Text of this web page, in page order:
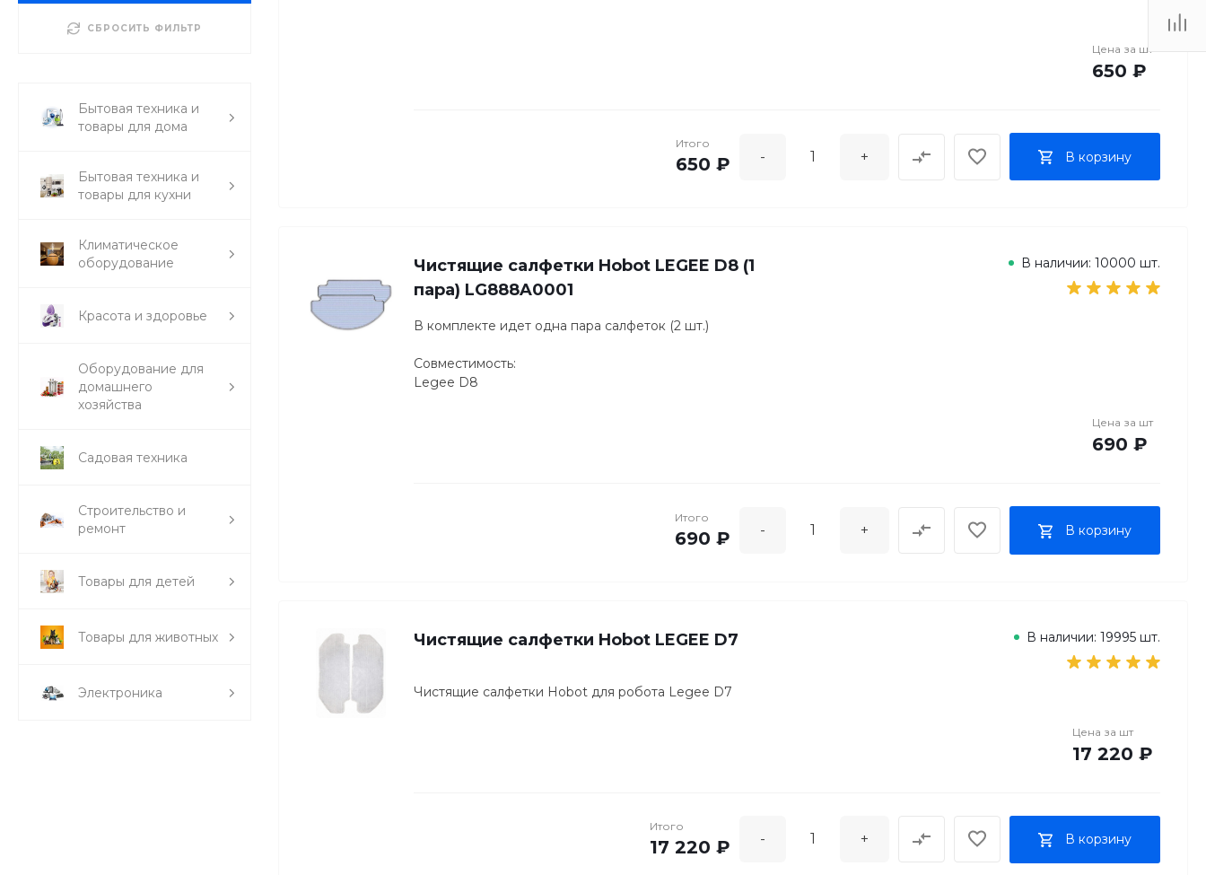
СБРОСИТЬ ФИЛЬТР
Бытовая техника и
товары для дома
Бытовая техника и
товары для кухни
Климатическое
оборудование
Красота и здоровье
Оборудование для
домашнего
хозяйства
Садовая техника
Строительство и
ремонт
Товары для детей
Товары для животных
Электроника
Цена за шт
650 ₽
Итого
650 ₽ - + В корзину
Чистящие салфетки Hobot LEGEE D8 (1
пара) LG888A0001
В наличии: 10000 шт.
В комплекте идет одна пара салфеток (2 шт.)
Совместимость:
Legee D8
Цена за шт
690 ₽
Итого
690 ₽ - + В корзину
Чистящие салфетки Hobot LEGEE D7 В наличии: 19995 шт.
Чистящие салфетки Hobot для робота Legee D7
Цена за шт
17 220 ₽
Итого
17 220 ₽ - + В корзину